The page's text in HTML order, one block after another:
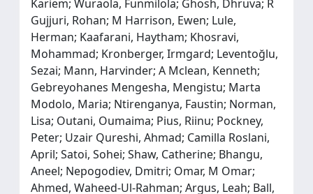
Kariem; Wuraola, Funmilola; Ghosh, Dhruva; R
Gujjuri, Rohan; M Harrison, Ewen; Lule,
Herman; Kaafarani, Haytham; Khosravi,
Mohammad; Kronberger, Irmgard; Leventoğlu,
Sezai; Mann, Harvinder; A Mclean, Kenneth;
Gebreyohanes Mengesha, Mengistu; Marta
Modolo, Maria; Ntirenganya, Faustin; Norman,
Lisa; Outani, Oumaima; Pius, Riinu; Pockney,
Peter; Uzair Qureshi, Ahmad; Camilla Roslani,
April; Satoi, Sohei; Shaw, Catherine; Bhangu,
Aneel; Nepogodiev, Dmitri; Omar, M Omar;
Ahmed, Waheed-Ul-Rahman; Argus, Leah; Ball,